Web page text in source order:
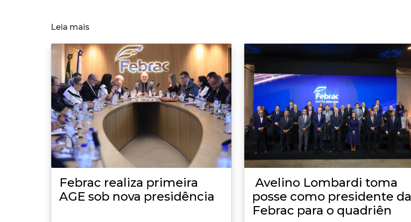
Leia mais
Febrac realiza primeira
AGE sob nova presidência
Avelino Lombardi toma
posse como presidente da
Febrac para o quadriên